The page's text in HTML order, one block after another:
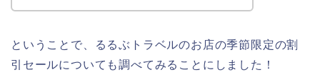
ということで、るるぶトラベルのお店の季節限定の割
引セールについても調べてみることにしました！